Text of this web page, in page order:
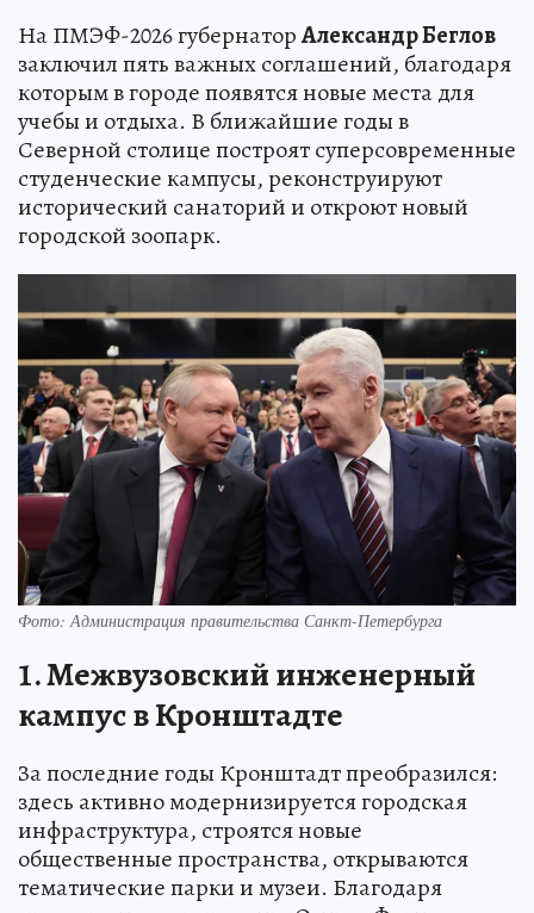
На ПМЭФ-2026 губернаторАлександр Беглов
заключил пять важных соглашений, благодаря
которым в городе появятся новые места для
учебы и отдыха. В ближайшие годы в
Северной столице построят суперсовременные
студенческие кампусы, реконструируют
исторический санаторий и откроют новый
городской зоопарк.
Фото: Администрация правительства Санкт-Петербурга
1. Межвузовский инженерный
кампус в Кронштадте
За последние годы Кронштадт преобразился:
здесь активно модернизируется городская
инфраструктура, строятся новые
общественные пространства, открываются
тематические парки и музеи. Благодаря